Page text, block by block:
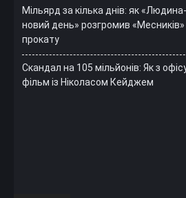
Мільярд за кілька днів: як
новий день» розгромив «Месників»
прокату
Скандал на 105 мільйонів: Як з
фільм із Ніколасом Кейджем